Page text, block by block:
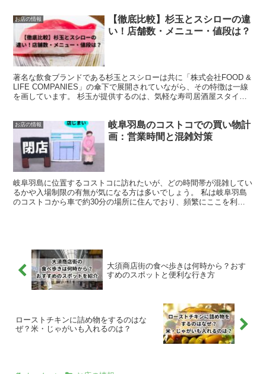
お店の情報
【徹底比較】杉玉とスシローの違
い！店舗数・メニュー・値段は？
著名な飲食ブランドである杉玉とスシローは共に「株式会社FOOD &
LIFE COMPANIES」の傘下で展開されていながら、その特徴は一線
を画しています。 杉玉が提供するのは、気軽な寿司居酒屋スタイル
お店の情報
岐阜羽島のコストコでの買い物計
画：営業時間と混雑対策
岐阜羽島に位置するコストコに訪れたいが、どの時間帯が混雑してい
るかや入場制限の有無が気になる方は多いでしょう。 私は岐阜羽島
のコストコから車で約30分の場所に住んでおり、頻繁にここを利用
大須商店街の食べ歩きは何時から？おす
すめのスポットと便利な行き方
ローストチキンに詰め物をするのはな
ぜ？米・じゃがいも入れるのは？